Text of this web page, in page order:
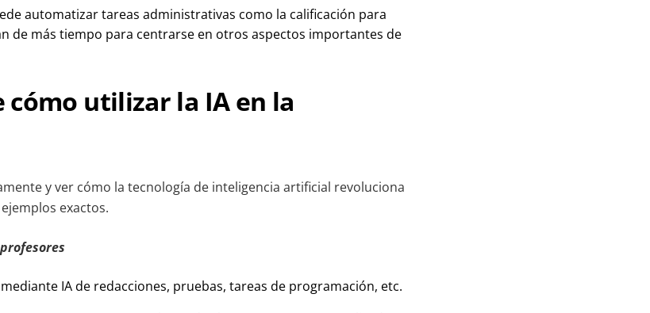
automatizar tareas administrativas como la calificación para
de más tiempo para centrarse en otros aspectos importantes de
cómo utilizar la IA en la
y ver cómo la tecnología de inteligencia artificial revoluciona
exactos.
IA de redacciones, pruebas, tareas de programación, etc.